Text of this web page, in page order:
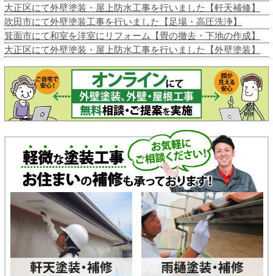
大正区にて外壁塗装・屋上防水工事を行いました【軒天補修】
吹田市にて外壁塗装工事を行いました【足場・高圧洗浄】
箕面市にて和室を洋室にリフォーム【畳の撤去・下地の作成】
大正区にて外壁塗装・屋上防水工事を行いました【外壁塗装】